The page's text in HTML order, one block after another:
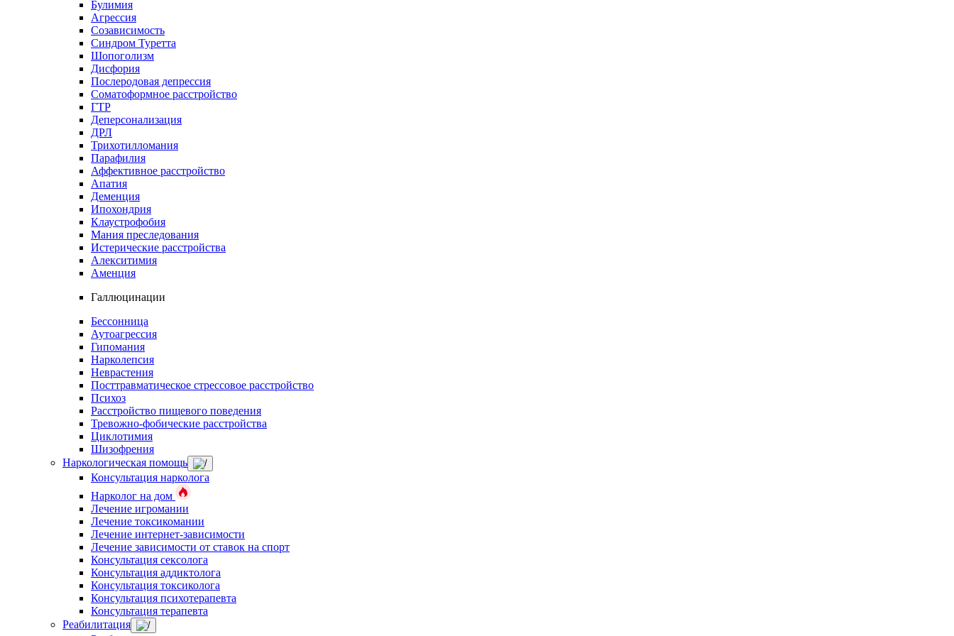
Булимия
Агрессия
Созависимость
Синдром Туретта
Шопоголизм
Дисфория
Послеродовая депрессия
Соматоформное расстройство
ГТР
Деперсонализация
ДРЛ
Трихотилломания
Парафилия
Аффективное расстройство
Апатия
Деменция
Ипохондрия
Клаустрофобия
Мания преследования
Истерические расстройства
Алекситимия
Аменция
Галлюцинации
Бессонница
Аутоагрессия
Гипомания
Нарколепсия
Неврастения
Посттравматическое стрессовое расстройство
Психоз
Расстройство пищевого поведения
Тревожно-фобические расстройства
Циклотимия
Шизофрения
Наркологическая помощь
Консультация нарколога
Нарколог на дом
Лечение игромании
Лечение токсикомании
Лечение интернет-зависимости
Лечение зависимости от ставок на спорт
Консультация сексолога
Консультация аддиктолога
Консультация токсиколога
Консультация психотерапевта
Консультация терапевта
Реабилитация